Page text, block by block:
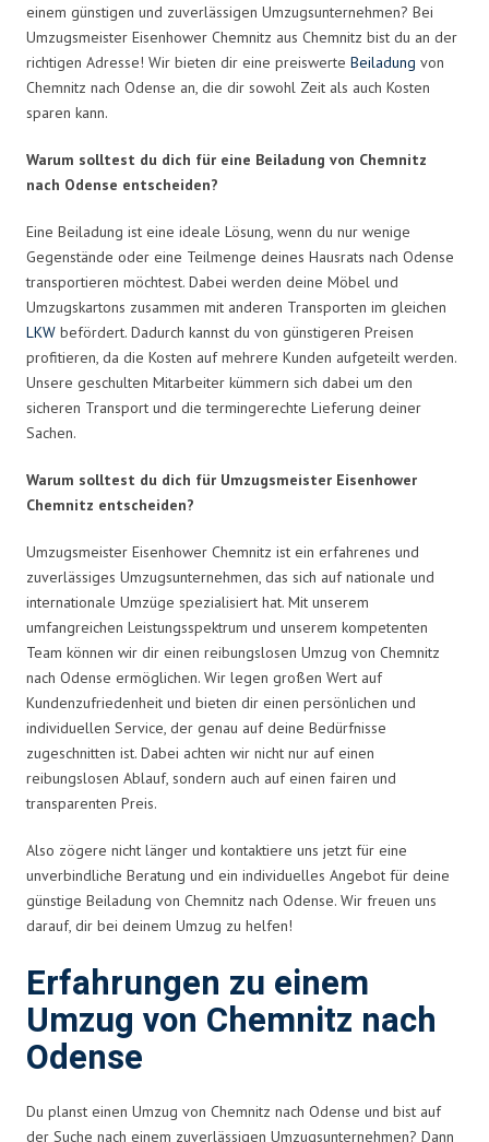
einem günstigen und zuverlässigen Umzugsunternehmen? Bei
Umzugsmeister Eisenhower Chemnitz aus Chemnitz bist du an der
richtigen Adresse! Wir bieten dir eine preiswerte Beiladung von
Chemnitz nach Odense an, die dir sowohl Zeit als auch Kosten
sparen kann.
Warum solltest du dich für eine Beiladung von Chemnitz
nach Odense entscheiden?
Eine Beiladung ist eine ideale Lösung, wenn du nur wenige
Gegenstände oder eine Teilmenge deines Hausrats nach Odense
transportieren möchtest. Dabei werden deine Möbel und
Umzugskartons zusammen mit anderen Transporten im gleichen
LKW befördert. Dadurch kannst du von günstigeren Preisen
profitieren, da die Kosten auf mehrere Kunden aufgeteilt werden.
Unsere geschulten Mitarbeiter kümmern sich dabei um den
sicheren Transport und die termingerechte Lieferung deiner
Sachen.
Warum solltest du dich für Umzugsmeister Eisenhower
Chemnitz entscheiden?
Umzugsmeister Eisenhower Chemnitz ist ein erfahrenes und
zuverlässiges Umzugsunternehmen, das sich auf nationale und
internationale Umzüge spezialisiert hat. Mit unserem
umfangreichen Leistungsspektrum und unserem kompetenten
Team können wir dir einen reibungslosen Umzug von Chemnitz
nach Odense ermöglichen. Wir legen großen Wert auf
Kundenzufriedenheit und bieten dir einen persönlichen und
individuellen Service, der genau auf deine Bedürfnisse
zugeschnitten ist. Dabei achten wir nicht nur auf einen
reibungslosen Ablauf, sondern auch auf einen fairen und
transparenten Preis.
Also zögere nicht länger und kontaktiere uns jetzt für eine
unverbindliche Beratung und ein individuelles Angebot für deine
günstige Beiladung von Chemnitz nach Odense. Wir freuen uns
darauf, dir bei deinem Umzug zu helfen!
Erfahrungen zu einem
Umzug von Chemnitz nach
Odense
Du planst einen Umzug von Chemnitz nach Odense und bist auf
der Suche nach einem zuverlässigen Umzugsunternehmen? Dann